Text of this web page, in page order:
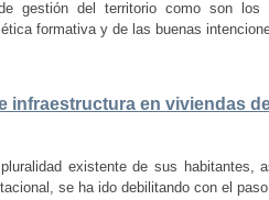
gestión del territorio como son los
formativa y de las buenas
infraestructura en viviendas
existente de sus habitantes,
se ha ido debilitando con el